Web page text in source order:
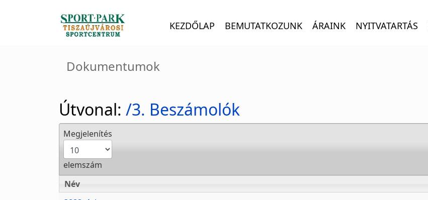
KEZDŐLAP BEMUTATKOZUNK ÁRAINK NYITVATARTÁS
Dokumentumok
Útvonal: /3. Beszámolók
Megjelenítés
elemszám
Név